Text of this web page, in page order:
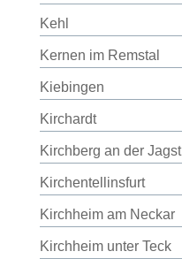
Kehl
Kernen im Remstal
Kiebingen
Kirchardt
Kirchberg an der Jagst
Kirchentellinsfurt
Kirchheim am Neckar
Kirchheim unter Teck